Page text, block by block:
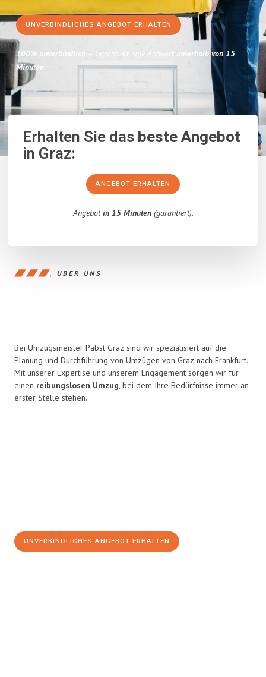
UNVERBINDLICHES ANGEBOT ERHALTEN
100% unverbindlich – Garantiert eine Antwort innerhalb von 15
Minuten.
Erhalten Sie dasbeste Angebot
in Graz:
ANGEBOT ERHALTEN
Angebotin 15 Minuten(garantiert).
ÜBER UNS
Bei Umzugsmeister Pabst Graz sind wir spezialisiert auf die
Planung und Durchführung von Umzügen von Graz nach Frankfurt.
Mit unserer Expertise und unserem Engagement sorgen wir für
einen reibungslosen Umzug, bei dem Ihre Bedürfnisse immer an
erster Stelle stehen.
UNVERBINDLICHES ANGEBOT ERHALTEN